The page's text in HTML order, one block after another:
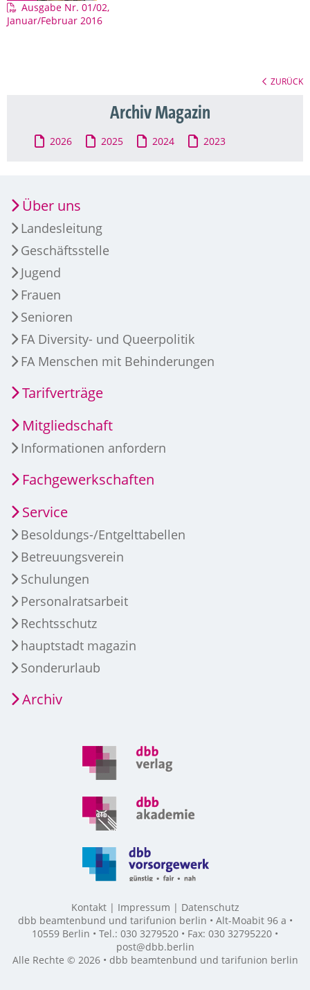
Ausgabe Nr. 01/02,
Januar/Februar 2016
ZURÜCK
Archiv Magazin
2026 2025 2024 2023
Über uns
Landesleitung
Geschäftsstelle
Jugend
Frauen
Senioren
FA Diversity- und Queerpolitik
FA Menschen mit Behinderungen
Tarifverträge
Mitgliedschaft
Informationen anfordern
Fachgewerkschaften
Service
Besoldungs-/Entgelttabellen
Betreuungsverein
Schulungen
Personalratsarbeit
Rechtsschutz
hauptstadt magazin
Sonderurlaub
Archiv
Kontakt Impressum
Datenschutz
dbb beamtenbund und tarifunion berlin • Alt-Moabit 96 a •
10559 Berlin • Tel.: 030 3279520 • Fax: 030 32795220 •
post@dbb.berlin
Alle Rechte © 2026 • dbb beamtenbund und tarifunion berlin